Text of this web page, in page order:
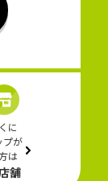
に
プが
は
舗